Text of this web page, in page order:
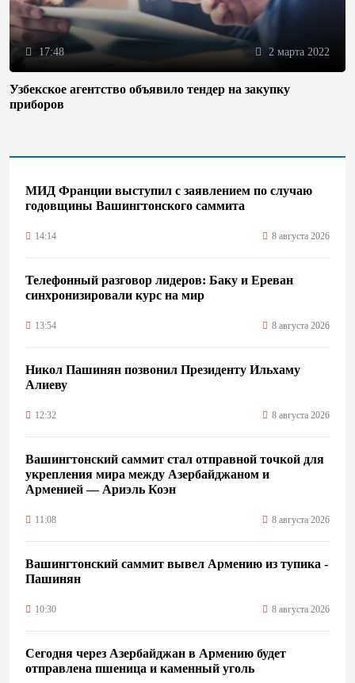
17:48 2 марта 2022
Узбекское агентство объявило тендер на закупку
приборов
МИД Франции выступил с заявлением по случаю
годовщины Вашингтонского саммита
14:14 8 августа 2026
Телефонный разговор лидеров: Баку и Ереван
синхронизировали курс на мир
13:54 8 августа 2026
Никол Пашинян позвонил Президенту Ильхаму
Алиеву
12:32 8 августа 2026
Вашингтонский саммит стал отправной точкой для
укрепления мира между Азербайджаном и
Арменией — Ариэль Коэн
11:08 8 августа 2026
Вашингтонский саммит вывел Армению из тупика -
Пашинян
10:30 8 августа 2026
Сегодня через Азербайджан в Армению будет
отправлена пшеница и каменный уголь